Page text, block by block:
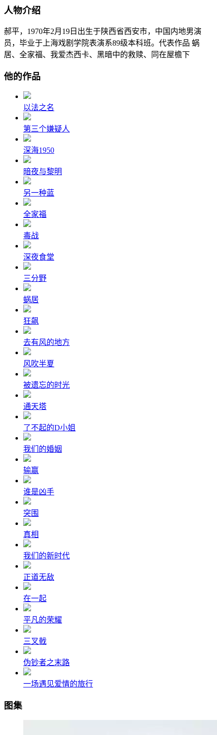
人物介绍
郝平，1970年2月19日出生于陕西省西安市，中国内地男演
员，毕业于上海戏剧学院表演系89级本科班。代表作品 蜗
居、全家福、我爱杰西卡、黑暗中的救赎、同在屋檐下
他的作品
以法之名
第三个嫌疑人
深海1950
暗夜与黎明
另一种蓝
全家福
毒战
深夜食堂
三分野
蜗居
狂飙
去有风的地方
风吹半夏
被遗忘的时光
通天塔
了不起的D小姐
我们的婚姻
输赢
谁是凶手
突围
真相
我们的新时代
正道无敌
在一起
平凡的荣耀
三叉戟
伪钞者之末路
一场遇见爱情的旅行
图集